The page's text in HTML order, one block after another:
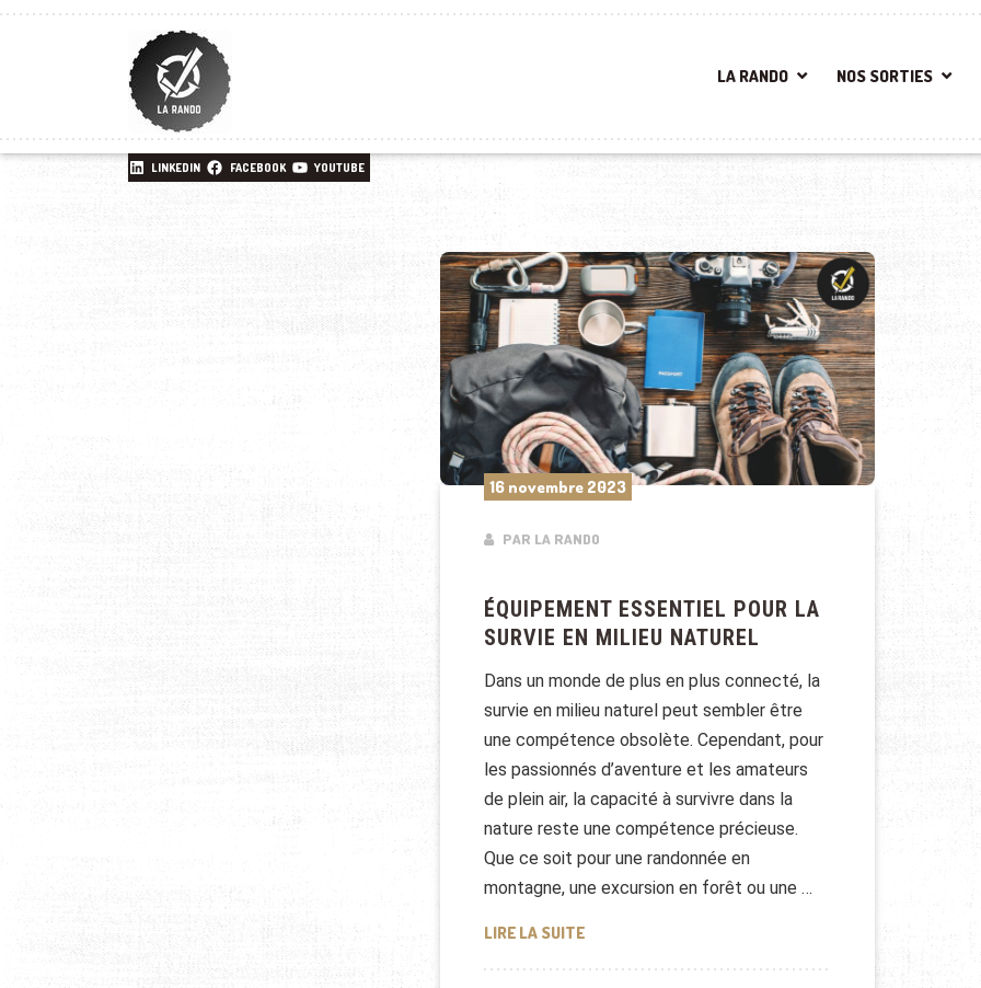
LA RANDO NOS SORTIES
LINKEDIN FACEBOOK YOUTUBE
16 novembre 2023
PAR LA RANDO
ÉQUIPEMENT ESSENTIEL POUR LA
SURVIE EN MILIEU NATUREL
Dans un monde de plus en plus connecté, la
survie en milieu naturel peut sembler être
une compétence obsolète. Cependant, pour
les passionnés d’aventure et les amateurs
de plein air, la capacité à survivre dans la
nature reste une compétence précieuse.
Que ce soit pour une randonnée en
montagne, une excursion en forêt ou une …
LIRE LA SUITEÉQUIPEMENT ESSENTIEL POUR LA SURVIE EN MILIEU